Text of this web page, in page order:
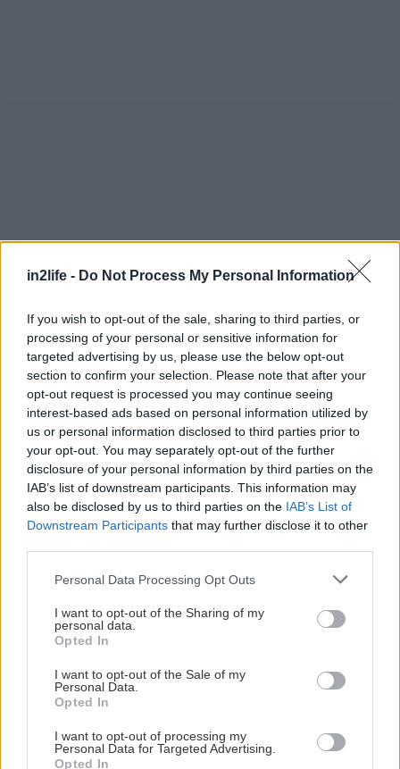
in2life - Do Not Process My Personal Information
If you wish to opt-out of the sale, sharing to third parties, or
processing of your personal or sensitive information for
targeted advertising by us, please use the below opt-out
section to confirm your selection. Please note that after your
opt-out request is processed you may continue seeing
interest-based ads based on personal information utilized by
us or personal information disclosed to third parties prior to
your opt-out. You may separately opt-out of the further
disclosure of your personal information by third parties on the
IAB’s list of downstream participants. This information may
also be disclosed by us to third parties on the IAB’s List of
Downstream Participants that may further disclose it to other
Please note that this website/app uses one or more Google
not limited to your visit or usage behaviour. You may click to
grant or deny consent to Google and its third-party tags to
use your data for below specified purposes in below Google
consent section.
Personal Data Processing Opt Outs
I want to opt-out of the Sharing of my
personal data.
Opted In
I want to opt-out of the Sale of my
Personal Data.
Opted In
I want to opt-out of processing my
Personal Data for Targeted Advertising.
Opted In
Αναζήτηση
για...